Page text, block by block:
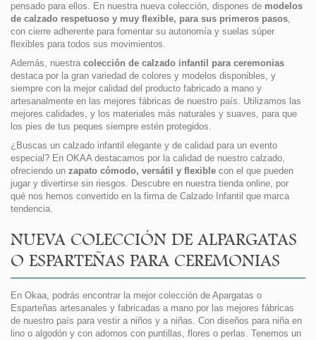
pensado para ellos. En nuestra nueva colección, dispones de modelos
de calzado respetuoso y muy flexible, para sus primeros pasos,
con cierre adherente para fomentar su autonomía y suelas súper
flexibles para todos sus movimientos.
Además, nuestra colección de calzado infantil para ceremonias
destaca por la gran variedad de colores y modelos disponibles, y
siempre con la mejor calidad del producto fabricado a mano y
artesanalmente en las mejores fábricas de nuestro país. Utilizamos las
mejores calidades, y los materiales más naturales y suaves, para que
los pies de tus peques siempre estén protegidos.
¿Buscas un calzado infantil elegante y de calidad para un evento
especial? En OKAA destacamos por la calidad de nuestro calzado,
ofreciendo un zapato cómodo, versátil y flexible con el que pueden
jugar y divertirse sin riesgos. Descubre en nuestra tienda online, por
qué nos hemos convertido en la firma de Calzado Infantil que marca
tendencia.
NUEVA COLECCIÓN DE ALPARGATAS
O ESPARTEÑAS PARA CEREMONIAS
En Okaa, podrás encontrar la mejor colección de Apargatas o
Esparteñas artesanales y fabricadas a mano por las mejores fábricas
de nuestro país para vestir a niños y a niñas. Con diseños para niña en
lino o algodón y con adornos con puntillas, flores o perlas. Tenemos un